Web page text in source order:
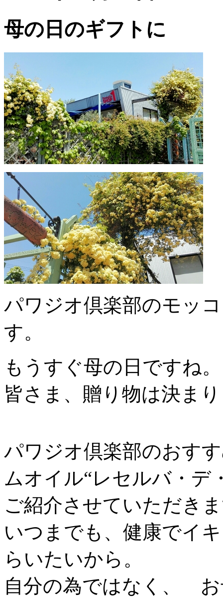
母の日のギフトに
パワジオ倶楽部のモッ
す。
もうすぐ母の日ですね。
皆さま、贈り物は決ま
パワジオ倶楽部のおす
ムオイル“レセルバ・デ
ご紹介させていただき
いつまでも、健康でイ
らいたいから。
自分の為ではなく、